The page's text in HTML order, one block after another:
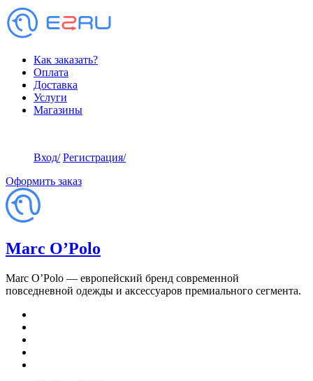
Как заказать?
Оплата
Доставка
Услуги
Магазины
Вход/ Регистрация/
Оформить заказ
Marc O’Polo
Marc O’Polo — европейский бренд современной
повседневной одежды и аксессуаров премиального сегмента.